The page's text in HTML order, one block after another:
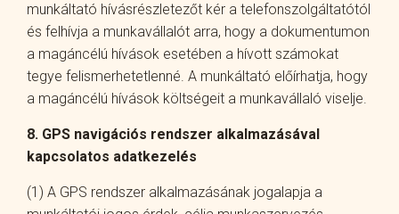
munkáltató hívásrészletezőt kér a telefonszolgáltatótól
és felhívja a munkavállalót arra, hogy a dokumentumon
a magáncélú hívások esetében a hívott számokat
tegye felismerhetetlenné. A munkáltató előírhatja, hogy
a magáncélú hívások költségeit a munkavállaló viselje.
8. GPS navigációs rendszer alkalmazásával
kapcsolatos adatkezelés
(1) A GPS rendszer alkalmazásának jogalapja a